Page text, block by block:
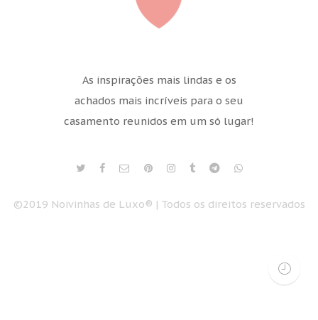
As inspirações mais lindas e os
achados mais incríveis para o seu
casamento reunidos em um só lugar!
©2019 Noivinhas de Luxo® | Todos os direitos reservados